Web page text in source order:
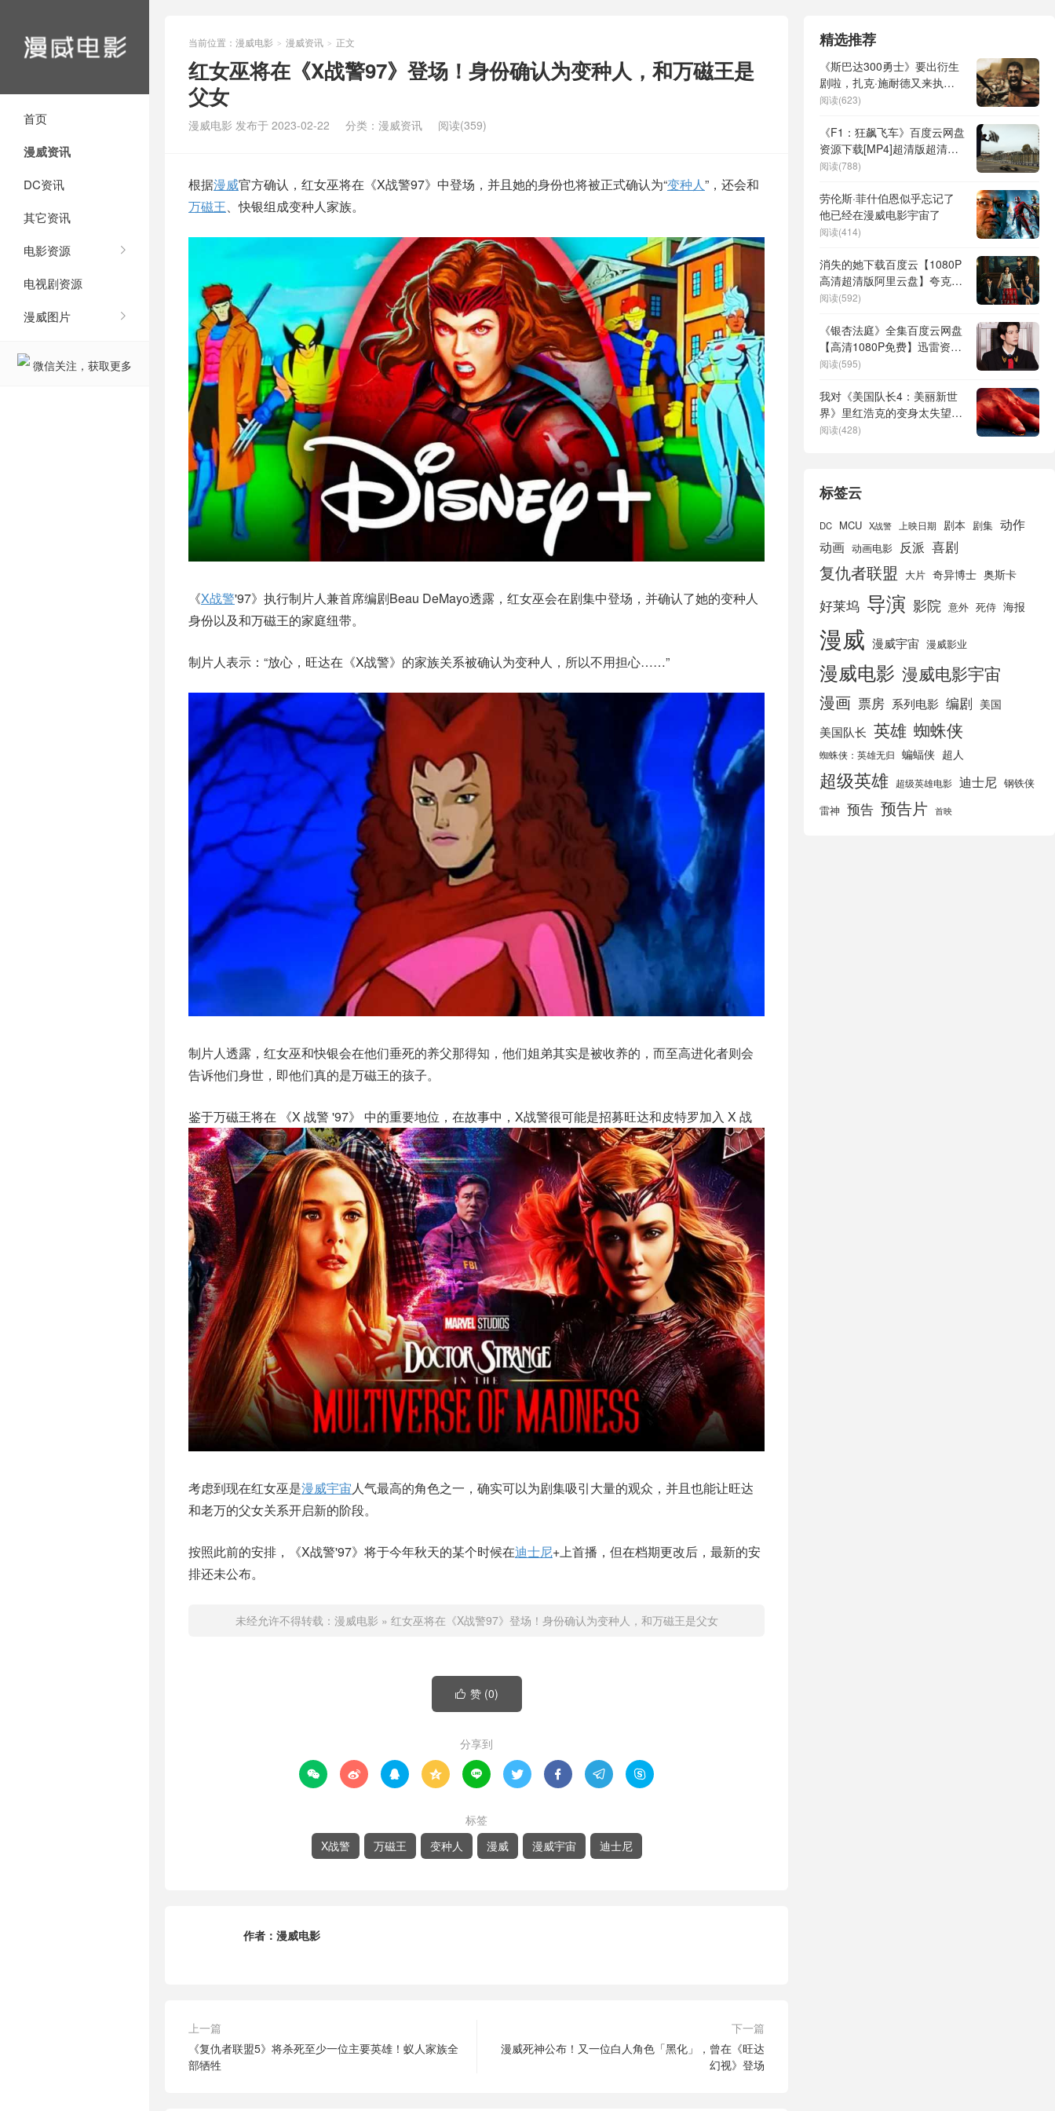
首页
漫威资讯
DC资讯
其它资讯
电影资源
电视剧资源
漫威图片
微信关注，获取更多
当前位置： 漫威电影 > 漫威资讯 > 正文
红女巫将在《X战警97》登场！身份确认为变种人，和万磁王是
父女
漫威电影 发布于 2023-02-22 分类： 漫威资讯 阅读(359)
根据漫威官方确认，红女巫将在《X战警97》中登场，并且她的身份也将被正式确认为“变种人”，还会和
万磁王、快银组成变种人家族。
《X战警'97》执行制片人兼首席编剧Beau DeMayo透露，红女巫会在剧集中登场，并确认了她的变种人
身份以及和万磁王的家庭纽带。
制片人表示：“放心，旺达在《X战警》的家族关系被确认为变种人，所以不用担心……”
制片人透露，红女巫和快银会在他们垂死的养父那得知，他们姐弟其实是被收养的，而至高进化者则会
告诉他们身世，即他们真的是万磁王的孩子。
鉴于万磁王将在 《X 战警 '97》 中的重要地位，在故事中，X战警很可能是招募旺达和皮特罗加入 X 战
考虑到现在红女巫是漫威宇宙 人气最高的角色之一，确实可以为剧集吸引大量的观众，并且也能让旺达
和老万的父女关系开启新的阶段。
按照此前的安排，《X战警'97》将于今年秋天的某个时候在迪士尼+上首播，但在档期更改后，最新的安
排还未公布。
未经允许不得转载： 漫威电影 » 红女巫将在《X战警97》登场！身份确认为变种人，和万磁王是父女
 赞 (0)
分享到
        
标签
X战警
万磁王 变种人 漫威 漫威宇宙 迪士尼
作者： 漫威电影
上一篇
《复仇者联盟5》将杀死至少一位主要英雄！蚁人家族全
部牺牲
下一篇
漫威死神公布！又一位白人角色「黑化」，曾在《旺达
幻视》登场
精选推荐
《斯巴达300勇士》要出衍生
剧啦，扎克·施耐德又来执
导！
阅读(623)
《F1：狂飙飞车》百度云网盘
资源下载[MP4]超清版超清
[HD720p1080p]
阅读(788)
劳伦斯·菲什伯恩似乎忘记了
他已经在漫威电影宇宙了
阅读(414)
消失的她下载百度云【1080P
高清超清版阿里云盘】夸克网
盘
阅读(592)
《银杏法庭》全集百度云网盘
【高清1080P免费】迅雷资源
下载
阅读(595)
我对《美国队长4：美丽新世
界》里红浩克的变身太失望
了，简直怪异到不行
阅读(428)
标签云
DC MCU X战警 上映日期 剧本 剧集 动作
动画 动画电影 反派 喜剧
复仇者联盟 大片 奇异博士 奥斯卡
好莱坞 导演 影院 意外 死侍 海报
漫威 漫威宇宙 漫威影业
漫威电影 漫威电影宇宙
漫画 票房 系列电影 编剧 美国
美国队长 英雄 蜘蛛侠
蜘蛛侠：英雄无归 蝙蝠侠 超人
超级英雄 超级英雄电影 迪士尼 钢铁侠
雷神 预告 预告片 首映